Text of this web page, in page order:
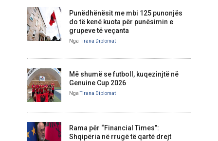
Punëdhënësit me mbi 125 punonjës
do të kenë kuota për punësimin e
grupeve të veçanta
NgaTirana Diplomat
Më shumë se futboll, kuqezinjtë në
Genuine Cup 2026
NgaTirana Diplomat
Rama për “Financial Times”:
Shqipëria në rrugë të qartë drejt